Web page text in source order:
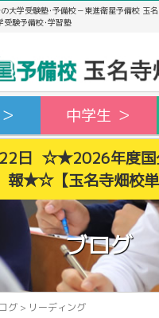
大学受験塾･予備校－東進衛星予備校 玉
受験予備校･学習塾
中学生 ＞
日 ☆★2026年度国
報★☆【玉名寺畑校単
ブログ
グ > リーディング